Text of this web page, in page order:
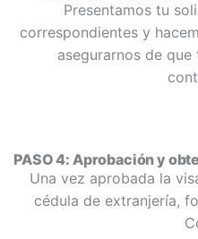
Presentamos tu
correspondientes y
asegurarnos de
PASO 4: Aprobación y
Una vez aprobada la
cédula de extranjería,